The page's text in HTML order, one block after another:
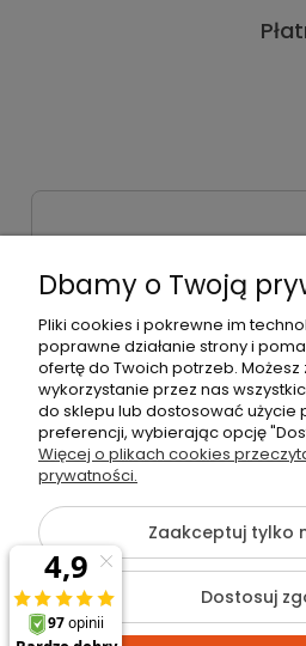
ul. Bieżanowska 38
30-812 Kraków
Dane firmy
Radosław Bielik P.H.U. RBL
Kraków, 30-823
ul. Muzyków 6
NIP: 679-251-35-10
REGON: 120463253
©2026 Wszelkie Prawa
Dbamy o Twoją
Pliki cookies i pokrewne im
poprawne działanie strony i
ofertę do Twoich potrzeb.
wykorzystanie przez nas
do sklepu lub dostosować użycie
preferencji, wybierając opcję
Więcej o plikach cookies
prywatności.
Zaakceptuj tylko
Dostosuj